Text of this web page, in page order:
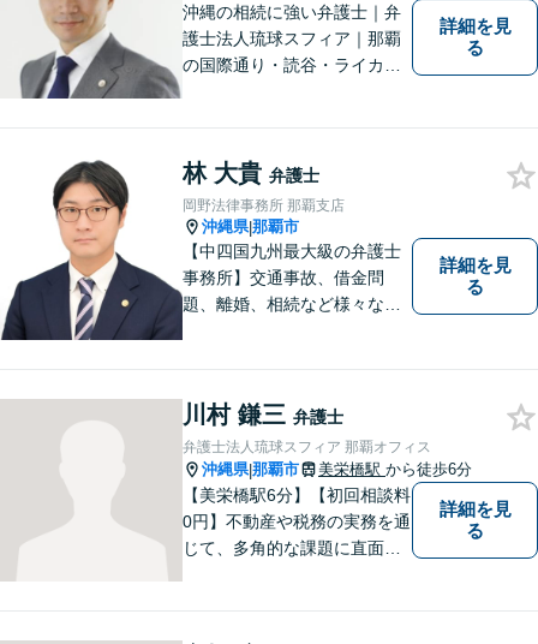
沖縄の相続に強い弁護士｜弁
護士法人琉球スフィア｜那覇
の国際通り・読谷・ライカム
を手掛けていきたいと思って
おります。どうぞよろしくお
願いします。
詳細を見
る
林 大貴 弁護士
岡野法律事務所 那覇支店
沖縄県|那覇市
【中四国九州最大級の弁護士
事務所】交通事故、借金問
題、離婚、相続など様々な問
い！
詳細を見
る
川村 鎌三 弁護士
弁護士法人琉球スフィア 那覇オフィス
沖縄県|那覇市 美栄橋駅 から徒歩6分
【美栄橋駅6分】【初回相談料
0円】不動産や税務の実務を通
じて、多角的な課題に直面す
詳細を見
る